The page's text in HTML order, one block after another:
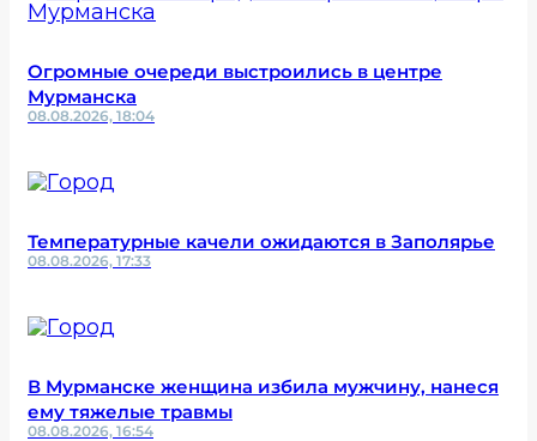
Огромные очереди выстроились в центре
Мурманска
08.08.2026, 18:04
Температурные качели ожидаются в Заполярье
08.08.2026, 17:33
В Мурманске женщина избила мужчину, нанеся
ему тяжелые травмы
08.08.2026, 16:54